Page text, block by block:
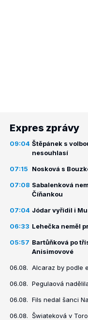
Expres zprávy
09:04 Štěpánek s
nesouhlasí
07:15 Nosková s
07:08 Sabalenková
Číňankou
07:04 Jódar vyřídil i
06:33 Lehečka neměl
05:57 Bartůňková po
Anisimovové
06.08. Alcaraz by podle
06.08. Pegulaová
06.08. Fils nedal šanci
06.08. Šwiateková v